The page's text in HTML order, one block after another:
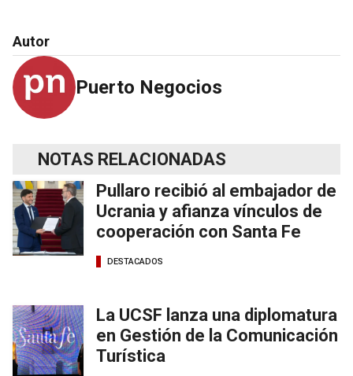
Autor
Puerto Negocios
NOTAS RELACIONADAS
Pullaro recibió al embajador de
Ucrania y afianza vínculos de
cooperación con Santa Fe
DESTACADOS
La UCSF lanza una diplomatura
en Gestión de la Comunicación
Turística